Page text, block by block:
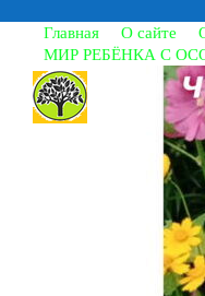
Главная О сайте
МИР РЕБЁНКА С